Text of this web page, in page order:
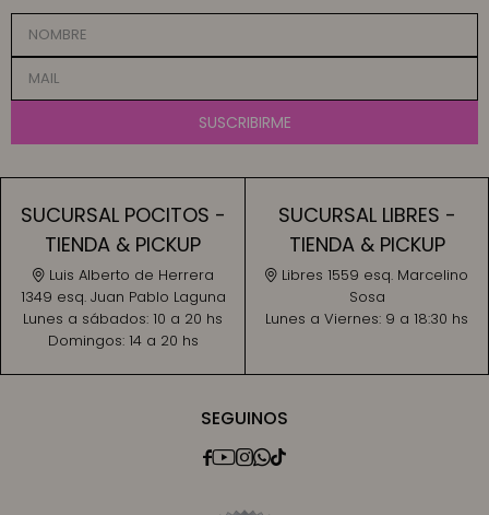
SEGUINOS

SUSCRIBIRME
SUCURSAL POCITOS -
TIENDA & PICKUP
Luis Alberto de Herrera
1349 esq. Juan Pablo Laguna
Lunes a sábados: 10 a 20 hs
Domingos: 14 a 20 hs
SUCURSAL LIBRES -
TIENDA & PICKUP
Libres 1559 esq. Marcelino
Sosa
Lunes a Viernes: 9 a 18:30 hs